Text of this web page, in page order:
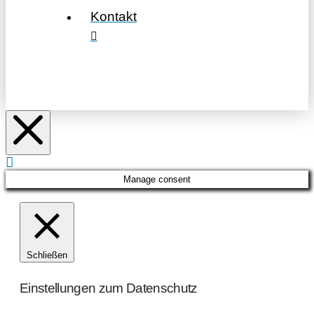
Kontakt
Manage consent
Schließen
Einstellungen zum Datenschutz